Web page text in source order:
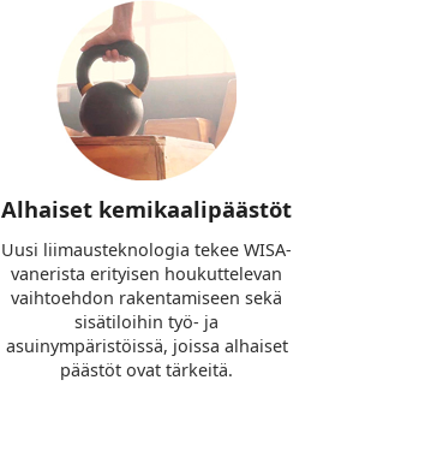
Alhaiset kemikaalipäästöt
Uusi liimausteknologia tekee WISA-
vanerista erityisen houkuttelevan
vaihtoehdon rakentamiseen sekä
sisätiloihin työ- ja
asuinympäristöissä, joissa alhaiset
päästöt ovat tärkeitä.